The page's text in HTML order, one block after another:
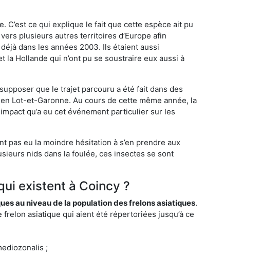
C’est ce qui explique le fait que cette espèce ait pu
plusieurs autres territoires d’Europe afin
dans les années 2003. Ils étaient aussi
Hollande qui n’ont pu se soustraire eux aussi à
que le trajet parcouru a été fait dans des
Lot-et-Garonne. Au cours de cette même année, la
qu’a eu cet événement particulier sur les
pas eu la moindre hésitation à s’en prendre aux
nids dans la foulée, ces insectes se sont
existent à Coincy ?
au niveau de la population des frelons asiatiques.
asiatique qui aient été répertoriées jusqu’à ce
;